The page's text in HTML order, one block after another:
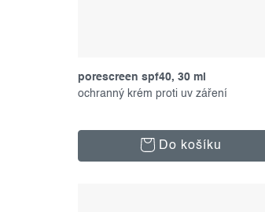
porescreen spf40, 30 ml
ochranný krém proti uv záření
Do košíku